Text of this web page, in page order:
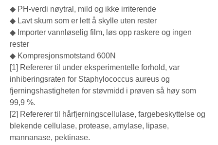
◆ PH-verdi nøytral, mild og ikke irriterende
◆ Lavt skum som er lett å skylle uten rester
◆ Importer vannløselig film, løs opp raskere og ingen
rester
◆ Kompresjonsmotstand 600N
[1] Refererer til under eksperimentelle forhold, var
inhiberingsraten for Staphylococcus aureus og
fjerningshastigheten for støvmidd i prøven så høy som
99,9 %.
[2] Refererer til hårfjerningscellulase, fargebeskyttelse og
blekende cellulase, protease, amylase, lipase,
mannanase, pektinase.